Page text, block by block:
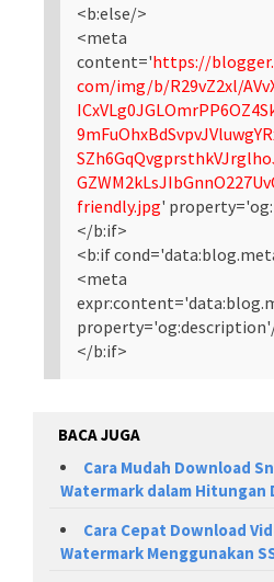
<b:else/>
<meta
content='https://
com/img/b/R29vZ2xl/
friendly.jpg'
</b:if>
<b:if
<meta
</b:if>
BACA JUGA
Cara Mudah Download
Watermark dalam Hitungan
Cara Cepat Download
Watermark Menggunakan